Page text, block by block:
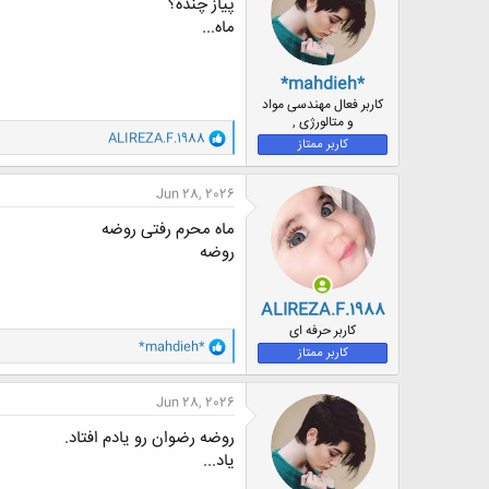
ا
:
*mahdieh*
کاربر فعال مهندسی مواد
و متالورژی ,
کاربر ممتاز
ماه...
و
ا
ک
ن
ش
ه
ا
:
ALIREZA.F.1988
ALIREZA.F.1988
کاربر حرفه ای
کاربر ممتاز
Jun 28, 2026
ماه محرم رفتی روضه
روضه
و
ا
ک
ن
ش
ه
ا
:
*mahdieh*
Jun 28, 2026
روضه رضوان رو یادم افتاد.
یاد...